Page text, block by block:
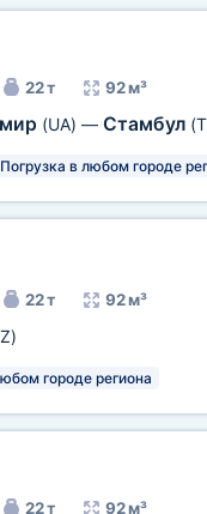
22 т 92 м³
(UA) — Стамбул
Погрузка в любом городе
22 т 92 м³
городе региона
22 т 92 м³